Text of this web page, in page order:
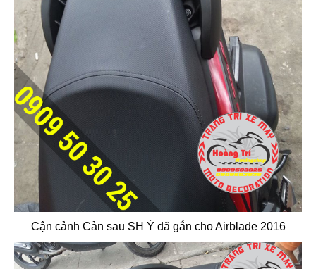
Cận cảnh Cản sau SH Ý đã gắn cho Airblade 2016